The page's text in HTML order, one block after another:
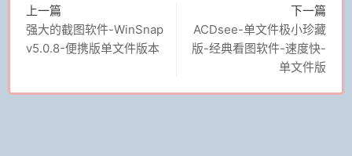
上一篇
强大的截图软件-WinSnap
v5.0.8-便携版单文件版本
下一篇
ACDsee-单文件极小珍藏
版-经典看图软件-速度快-
单文件版